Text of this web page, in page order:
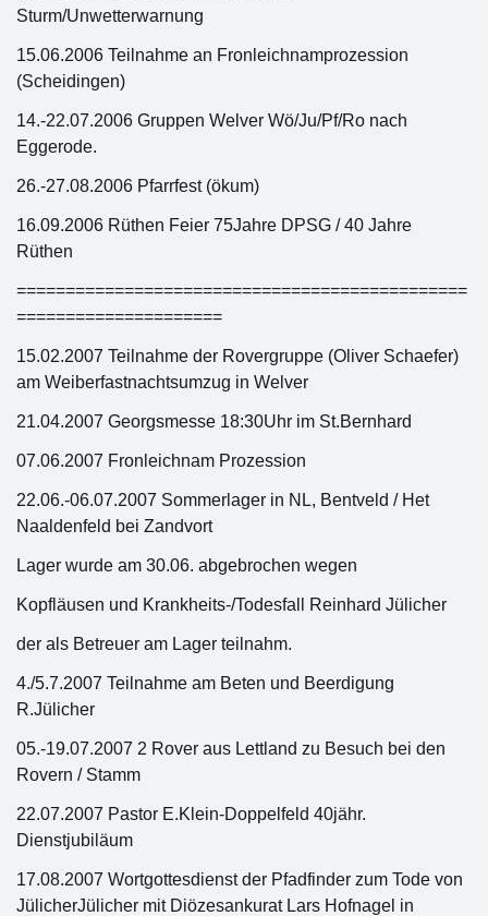
Sturm/Unwetterwarnung
15.06.2006 Teilnahme an Fronleichnamprozession
(Scheidingen)
14.-22.07.2006 Gruppen Welver Wö/Ju/Pf/Ro nach
Eggerode.
26.-27.08.2006 Pfarrfest (ökum)
16.09.2006 Rüthen Feier 75Jahre DPSG / 40 Jahre
Rüthen
==============================================
=====================
15.02.2007 Teilnahme der Rovergruppe (Oliver Schaefer)
am Weiberfastnachtsumzug in Welver
21.04.2007 Georgsmesse 18:30Uhr im St.Bernhard
07.06.2007 Fronleichnam Prozession
22.06.-06.07.2007 Sommerlager in NL, Bentveld / Het
Naaldenfeld bei Zandvort
Lager wurde am 30.06. abgebrochen wegen
Kopfläusen und Krankheits-/Todesfall Reinhard Jülicher
der als Betreuer am Lager teilnahm.
4./5.7.2007 Teilnahme am Beten und Beerdigung
R.Jülicher
05.-19.07.2007 2 Rover aus Lettland zu Besuch bei den
Rovern / Stamm
22.07.2007 Pastor E.Klein-Doppelfeld 40jähr.
Dienstjubiläum
17.08.2007 Wortgottesdienst der Pfadfinder zum Tode von
JülicherJülicher mit Diözesankurat Lars Hofnagel in